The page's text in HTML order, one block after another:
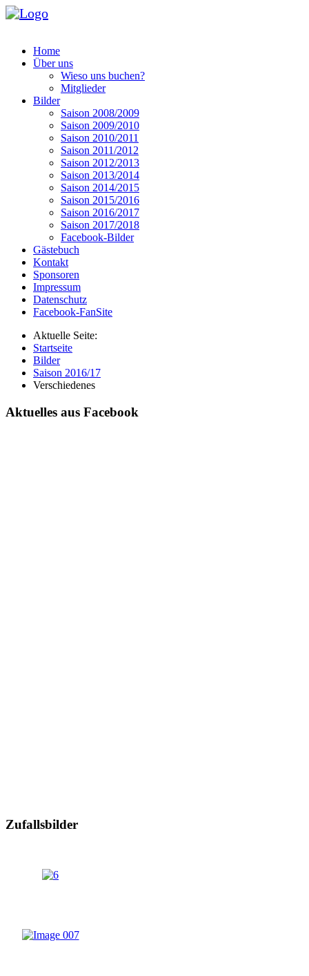
Home
Über uns
Wieso uns buchen?
Mitglieder
Bilder
Saison 2008/2009
Saison 2009/2010
Saison 2010/2011
Saison 2011/2012
Saison 2012/2013
Saison 2013/2014
Saison 2014/2015
Saison 2015/2016
Saison 2016/2017
Saison 2017/2018
Facebook-Bilder
Gästebuch
Kontakt
Sponsoren
Impressum
Datenschutz
Facebook-FanSite
Aktuelle Seite:
Startseite
Bilder
Saison 2016/17
Verschiedenes
Aktuelles aus Facebook
Zufallsbilder